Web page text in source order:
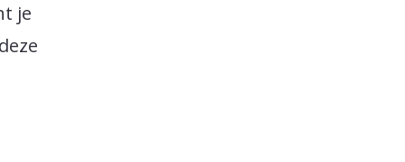
je